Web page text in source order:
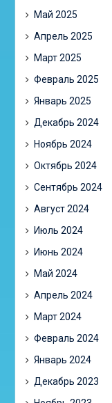
Май 2025
Апрель 2025
Март 2025
Февраль 2025
Январь 2025
Декабрь 2024
Ноябрь 2024
Октябрь 2024
Сентябрь 2024
Август 2024
Июль 2024
Июнь 2024
Май 2024
Апрель 2024
Март 2024
Февраль 2024
Январь 2024
Декабрь 2023